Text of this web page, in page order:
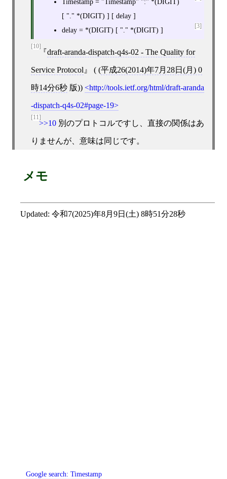
Timestamp = "Timestamp" ":" *(DIGIT)
[ "." *(DIGIT) ] [ delay ]
[3]
delay = *(DIGIT) [ "." *(DIGIT) ]
[10]
draft-aranda-dispatch-q4s-02 - The Quality for
Service Protocol ( (平成26(2014)年7月28日(月) 0
時14分6秒版)) http://tools.ietf.org/html/draft-aranda
-dispatch-q4s-02#page-19
[11]
>>10別のプロトコルですし、直接の関係はあ
りませんが、意味は同じです。
メモ
Updated: 令和7(2025)年8月9日(土) 8時51分28秒
Google search:Timestamp